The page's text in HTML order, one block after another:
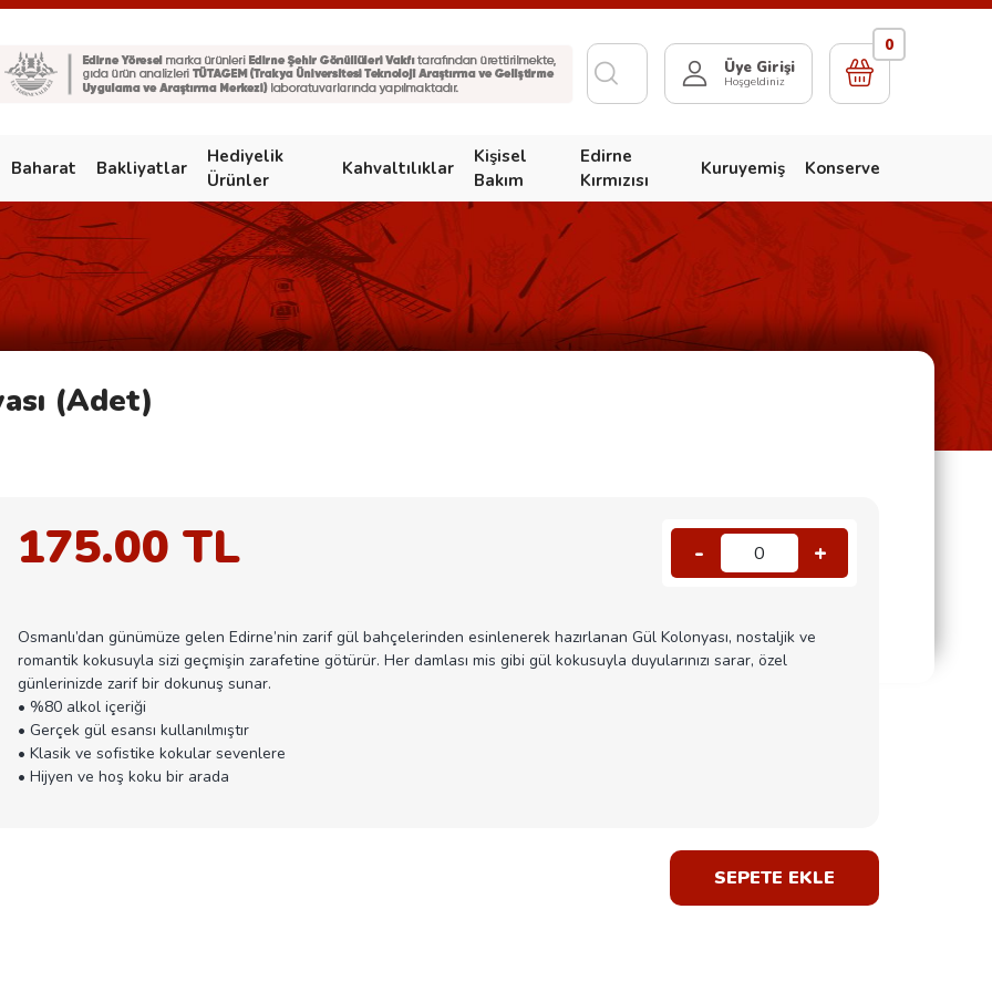
Üye Girişi
Hoşgeldiniz
0
Baharat Bakliyatlar
Hediyelik
Ürünler
Kahvaltılıklar
Kişisel
Bakım
Edirne
Kırmızısı
Kuruyemiş Konserve
(Adet)
175.00 TL - 0 +
Osmanlı’dan günümüze gelen Edirne’nin zarif gül bahçelerinden esinlenerek hazırlanan Gül Kolonyası, nostaljik ve
romantik kokusuyla sizi geçmişin zarafetine götürür. Her damlası mis gibi gül kokusuyla duyularınızı sarar, özel
günlerinizde zarif bir dokunuş sunar.
• %80 alkol içeriği
• Gerçek gül esansı kullanılmıştır
• Klasik ve sofistike kokular sevenlere
• Hijyen ve hoş koku bir arada
SEPETE EKLE